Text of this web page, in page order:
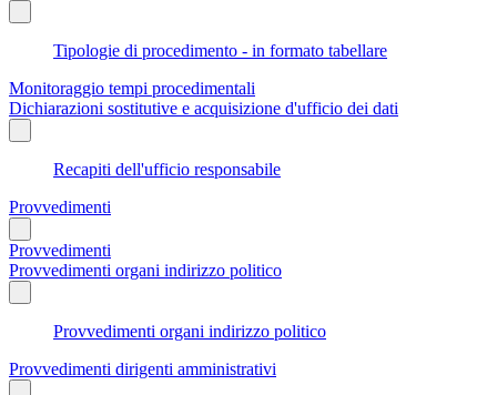
Tipologie di procedimento - in formato tabellare
Monitoraggio tempi procedimentali
Dichiarazioni sostitutive e acquisizione d'ufficio dei dati
Recapiti dell'ufficio responsabile
Provvedimenti
Provvedimenti
Provvedimenti organi indirizzo politico
Provvedimenti organi indirizzo politico
Provvedimenti dirigenti amministrativi